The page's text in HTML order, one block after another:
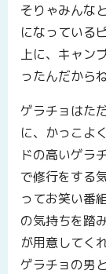
そりゃみんな
になっている
上に、キャン
ったんだからね
ゲラチョはた
に、かっこよ
ドの高いゲラ
で修行をする
ってお笑い番
の気持ちを踏
が用意してく
ゲラチョの男